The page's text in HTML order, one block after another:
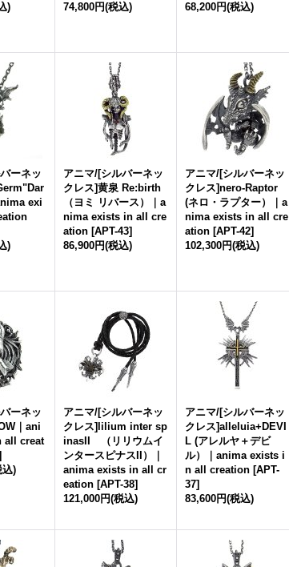
)
74,800円(税込)
68,200円(税込)
ーネッ
exi
)
アニマ/[シルバーネッ
クレス]黄泉 Re:birth
（ヨミ リバース）｜a
nima exists in all cre
ation [APT-43]
86,900円(税込)
アニマ/[シルバーネッ
クレス]nero-Raptor
(ネロ・ラプター）｜a
nima exists in all cre
ation [APT-42]
102,300円(税込)
ーネッ
｜ani
all creat
込)
アニマ/[シルバーネッ
クレス]lilium inter sp
inasII （リリウムイ
ンタースピナスII）｜
anima exists in all cr
eation [APT-38]
121,000円(税込)
アニマ/[シルバーネッ
クレス]alleluia+DEVI
L (アレルヤ＋デビ
ル）｜anima exists i
n all creation [APT-
37]
83,600円(税込)